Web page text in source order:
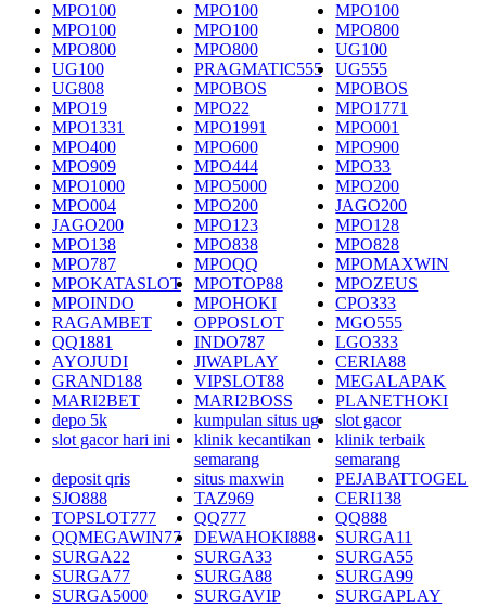
MPO100 MPO100
MPO100
MPO100
MPO100
MPO800
MPO800
MPO800
UG100
UG100
PRAGMATIC555
UG555
UG808
MPOBOS
MPOBOS
MPO19
MPO22
MPO1771
MPO1331
MPO1991
MPO001
MPO400
MPO600
MPO900
MPO909
MPO444
MPO33
MPO1000
MPO5000
MPO200
MPO004
MPO200
JAGO200
JAGO200
MPO123
MPO128
MPO138
MPO838
MPO828
MPO787
MPOQQ
MPOMAXWIN
MPOKATASLOT
MPOTOP88
MPOZEUS
MPOINDO
MPOHOKI
CPO333
RAGAMBET
OPPOSLOT
MGO555
QQ1881
INDO787
LGO333
AYOJUDI
JIWAPLAY
CERIA88
GRAND188
VIPSLOT88
MEGALAPAK
MARI2BET
MARI2BOSS
PLANETHOKI
depo 5k
kumpulan situs ug
slot gacor
slot gacor hari ini
klinik kecantikan
semarang
klinik terbaik
semarang
deposit qris
situs maxwin
PEJABATTOGEL
SJO888
TAZ969
CERI138
TOPSLOT777
QQ777
QQ888
QQMEGAWIN77
DEWAHOKI888
SURGA11
SURGA22
SURGA33
SURGA55
SURGA77
SURGA88
SURGA99
SURGA5000
SURGAVIP
SURGAPLAY